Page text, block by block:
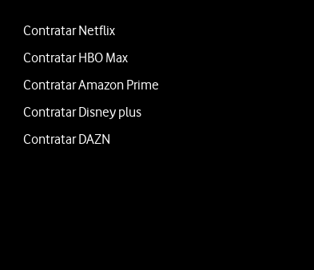
Contratar Netflix
Contratar HBO Max
Contratar Amazon Prime
Contratar Disney plus
Contratar DAZN